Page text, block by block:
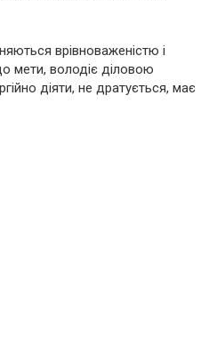
врівноваженістю і
мети, володіє діловою
діяти, не дратується, має